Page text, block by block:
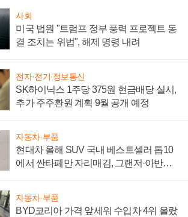
사회
미국 법원 "트럼프 정부 풍력 프로젝트 동
결 조치는 위법", 해제 명령 내려
전자·전기·정보통신
SK하이닉스 1주당 375원 현금배당 실시,
추가 주주환원 계획 9월 공개 예정
자동차·부품
현대차 올해 SUV 국내 베스트셀러 톱10
에서 싼타페만 자리매김, 그랜저·아반떼
자동차·부품
BYD코리아 가격 앞세워 수입차 4위 올랐